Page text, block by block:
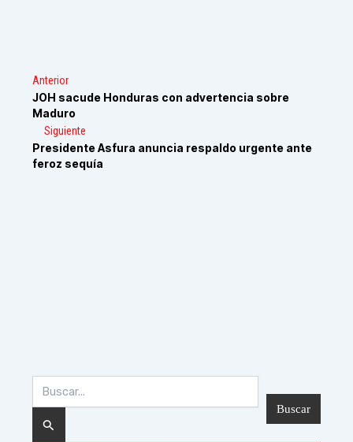
Anterior
JOH sacude Honduras con advertencia sobre
Maduro
Siguiente
Presidente Asfura anuncia respaldo urgente ante
feroz sequía
por: